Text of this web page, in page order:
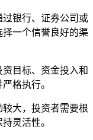
银行、证券公司或
一个信誉良好的渠
目标、资金投入和
格执行。
大，投资者需要根
灵活性。